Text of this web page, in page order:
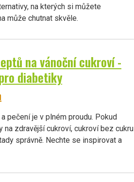
na kterých si můžete
může chutnat skvěle.
na vánoční cukroví -
diabetiky
pečení je v plném proudu. Pokud
zdravější cukroví, cukroví bez cukru
správně. Nechte se inspirovat a